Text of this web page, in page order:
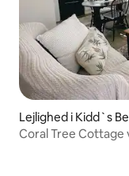
Lejlighed i Kidd`s
Coral Tree Cottage